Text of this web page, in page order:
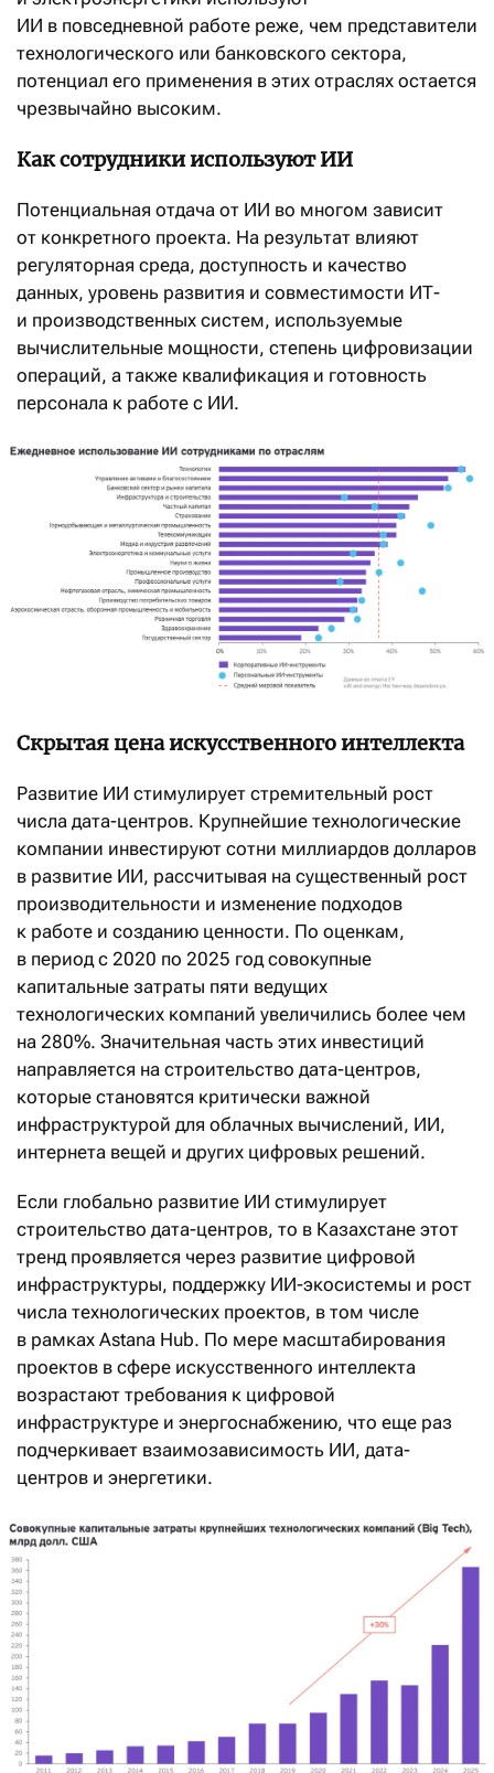
ИИ в повседневной работе реже, чем представители
технологического или банковского сектора,
потенциал его применения в этих отраслях остается
чрезвычайно высоким.
Как сотрудники используют ИИ
Потенциальная отдача от ИИ во многом зависит
от конкретного проекта. На результат влияют
регуляторная среда, доступность и качество
данных, уровень развития и совместимости ИТ-
и производственных систем, используемые
вычислительные мощности, степень цифровизации
операций, а также квалификация и готовность
персонала к работе с ИИ.
Скрытая цена искусственного интеллекта
Развитие ИИ стимулирует стремительный рост
числа дата-центров. Крупнейшие технологические
компании инвестируют сотни миллиардов долларов
в развитие ИИ, рассчитывая на существенный рост
производительности и изменение подходов
к работе и созданию ценности. По оценкам,
в период с 2020 по 2025 год совокупные
капитальные затраты пяти ведущих
технологических компаний увеличились более чем
на 280%. Значительная часть этих инвестиций
направляется на строительство дата-центров,
которые становятся критически важной
инфраструктурой для облачных вычислений, ИИ,
интернета вещей и других цифровых решений.
Если глобально развитие ИИ стимулирует
строительство дата-центров, то в Казахстане этот
тренд проявляется через развитие цифровой
инфраструктуры, поддержку ИИ-экосистемы и рост
числа технологических проектов, в том числе
в рамках Astana Hub. По мере масштабирования
проектов в сфере искусственного интеллекта
возрастают требования к цифровой
инфраструктуре и энергоснабжению, что еще раз
подчеркивает взаимозависимость ИИ, дата-
центров и энергетики.